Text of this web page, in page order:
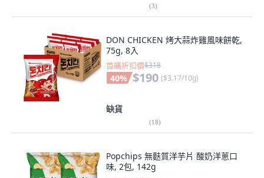
(3)
DON CHICKEN 烤大蒜炸雞風味餅乾,
75g, 8入
首購折扣價$318
40% $190 ($3.17/10g)
缺貨
(18)
Popchips 無麩質洋芋片 酸奶洋蔥口
味, 2包, 142g